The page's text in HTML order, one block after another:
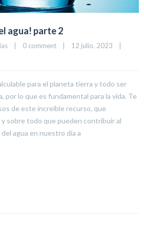
agua! parte 2
| 0 comment | 12 julio, 2023 |
para el planeta tierra y todo ser
por lo que es fundamental para la vida. Te
de este increíble recurso, que
sobre todo que pueden contribuir al
agua en nuestro día a